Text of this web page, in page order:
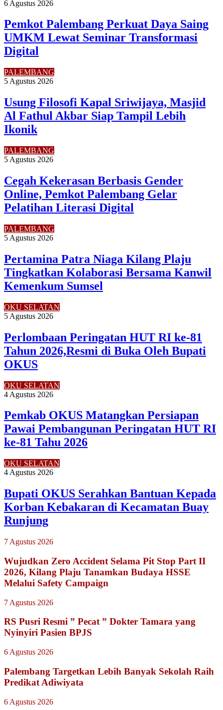
6 Agustus 2026
Pemkot Palembang Perkuat Daya Saing
UMKM Lewat Seminar Transformasi
Digital
PALEMBANG
5 Agustus 2026
Usung Filosofi Kapal Sriwijaya, Masjid
Al Fathul Akbar Siap Tampil Lebih
Ikonik
PALEMBANG
5 Agustus 2026
Cegah Kekerasan Berbasis Gender
Online, Pemkot Palembang Gelar
Pelatihan Literasi Digital
PALEMBANG
5 Agustus 2026
Pertamina Patra Niaga Kilang Plaju
Tingkatkan Kolaborasi Bersama Kanwil
Kemenkum Sumsel
OKU SELATAN
5 Agustus 2026
Perlombaan Peringatan HUT RI ke-81
Tahun 2026,Resmi di Buka Oleh Bupati
OKUS
OKU SELATAN
4 Agustus 2026
Pemkab OKUS Matangkan Persiapan
Pawai Pembangunan Peringatan HUT RI
ke-81 Tahu 2026
OKU SELATAN
4 Agustus 2026
Bupati OKUS Serahkan Bantuan Kepada
Korban Kebakaran di Kecamatan Buay
Runjung
7 Agustus 2026
Wujudkan Zero Accident Selama Pit Stop Part II
2026, Kilang Plaju Tanamkan Budaya HSSE
Melalui Safety Campaign
7 Agustus 2026
RS Pusri Resmi ” Pecat ” Dokter Tamara yang
Nyinyiri Pasien BPJS
6 Agustus 2026
Palembang Targetkan Lebih Banyak Sekolah Raih
Predikat Adiwiyata
6 Agustus 2026